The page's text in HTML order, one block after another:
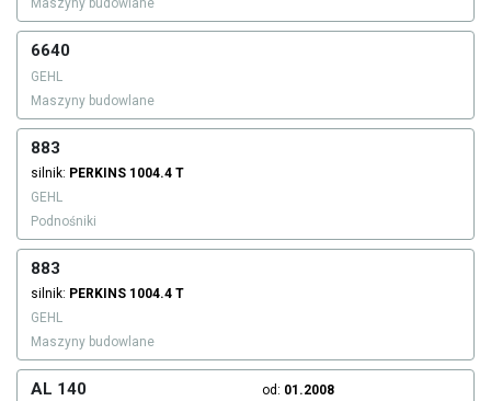
Maszyny budowlane
6640
GEHL
Maszyny budowlane
883
silnik: PERKINS 1004.4 T
GEHL
Podnośniki
883
silnik: PERKINS 1004.4 T
GEHL
Maszyny budowlane
AL 140 od: 01.2008